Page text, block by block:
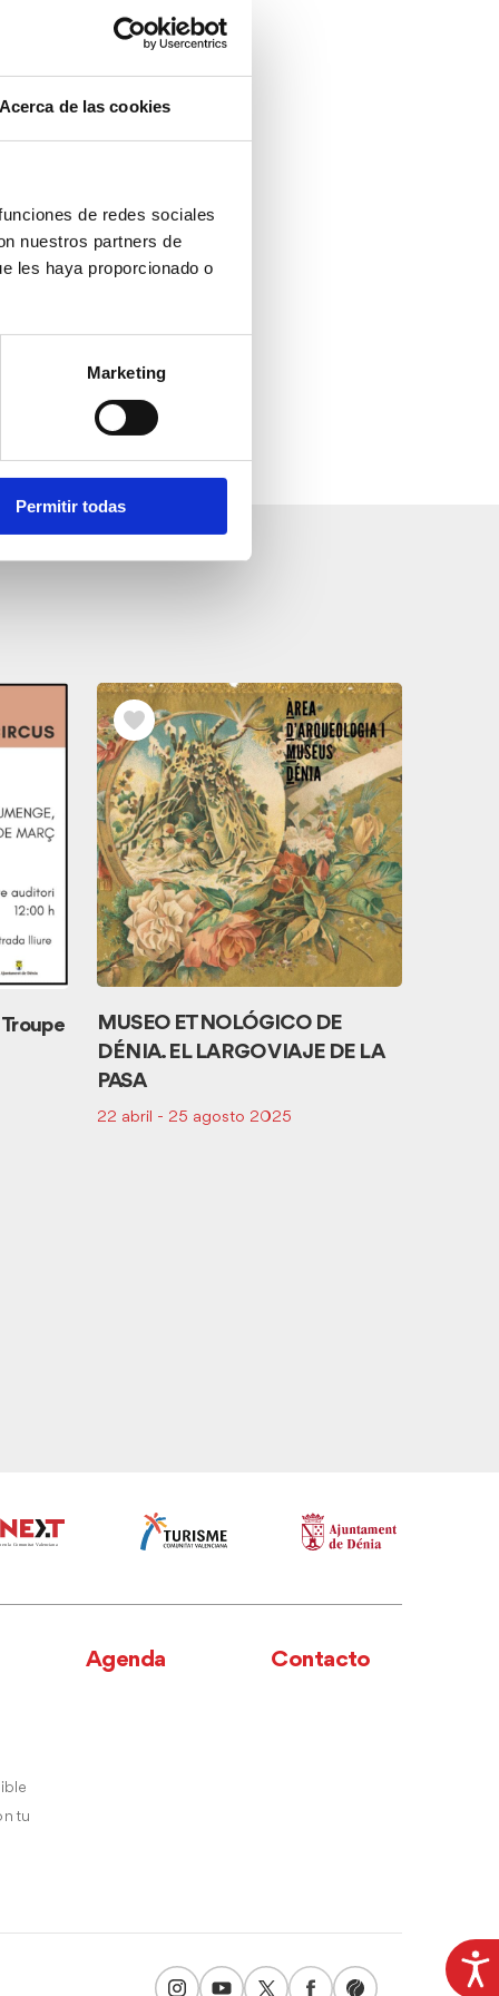
de las cookies
de redes sociales
nuestros partners de
les haya proporcionado o
Marketing
Permitir todas
MUSEO ETNOLÓGICO DE
DÉNIA. EL LARGO VIAJE DE LA
PASA
22 abril - 25 agosto 2025
tu
Agenda Contacto